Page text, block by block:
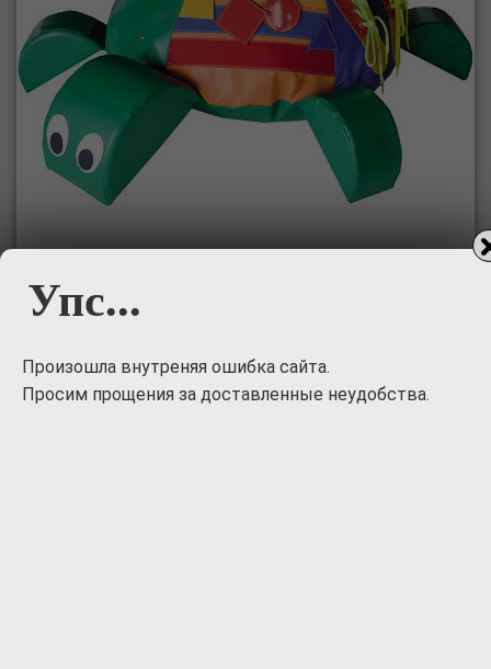
Развивающий мягкий модуль
многофункциональная игрушка, которая поможет
ребенку развить мелкую моторику, мышление и логику,
Упс...
Произошла внутреняя ошибка сайта.
Просим прощения за доставленные неудобства.